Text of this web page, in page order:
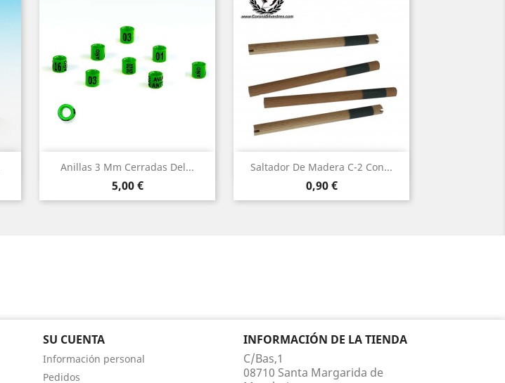
Anillas 3 Mm Cerradas Del...
Precio
5,00 €
 Vista rápida Saltador De Madera C-2 Con...
Precio
0,90 €
Vista rápida
SU CUENTA
Información personal
Pedidos
INFORMACIÓN DE LA TIENDA
C/Bas,1
08710 Santa Margarida de